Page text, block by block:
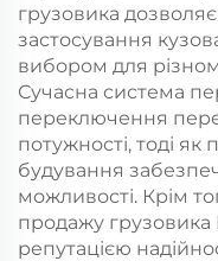
грузовика дозволяє
застосування
вибором для
Сучасна система
переключення
потужності, тоді як
будування
можливості. Крім
продажу грузовика
репутацією